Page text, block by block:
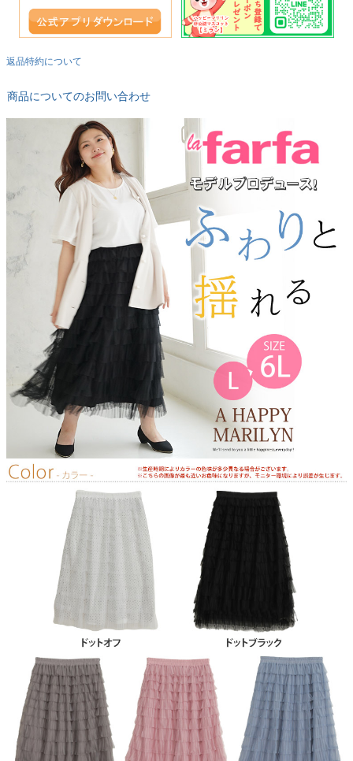
返品特約について
商品についてのお問い合わせ